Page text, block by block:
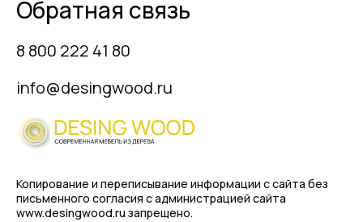
Обратная связь
8 800 222 41 80
info@desingwood.ru
Копирование и переписывание информации с сайта без
письменного согласия с администрацией сайта
www.desingwood.ru запрещено.